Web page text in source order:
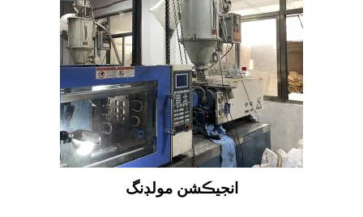
انجيڪشن مولڊنگ